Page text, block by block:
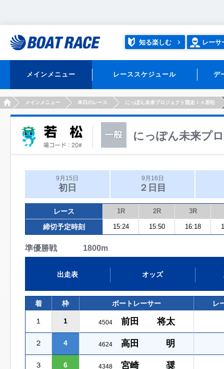
知る楽しむ レーサ
メインメニュー レーススケジュール デ
HOMEメインメニュー 本日のレース にっぽん未来プロジェクト競走ｉｎ若松
にっぽん未来プ
9月15日
初日
9月16日
２日目
レース 1R 2R 3R
締切予定時刻 15:24 15:50 16:18
準優勝戦 1800m
出走表 オッズ
着 枠 ボートレーサー レ
１ 1 4504 前田 将太
２ 4 4624 高田 明
３ 6 4348 宮崎 奨